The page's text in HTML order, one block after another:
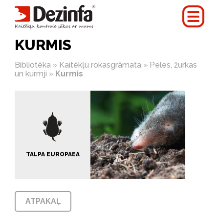
KURMIS
Bibliotēka » Kaitēkļu rokasgrāmata » Peles, žurkas
un kurmji » Kurmis
TALPA EUROPAEA
ATPAKAĻ